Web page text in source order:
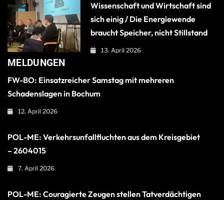
Wissenschaft und Wirtschaft sind
sich einig / Die Energiewende
braucht Speicher, nicht Stillstand
13. April 2026
MELDUNGEN
FW-BO: Einsatzreicher Samstag mit mehreren
Schadenslagen in Bochum
12. April 2026
POL-ME: Verkehrsunfallfluchten aus dem Kreisgebiet
– 2604015
7. April 2026
POL-ME: Couragierte Zeugen stellen Tatverdächtigen